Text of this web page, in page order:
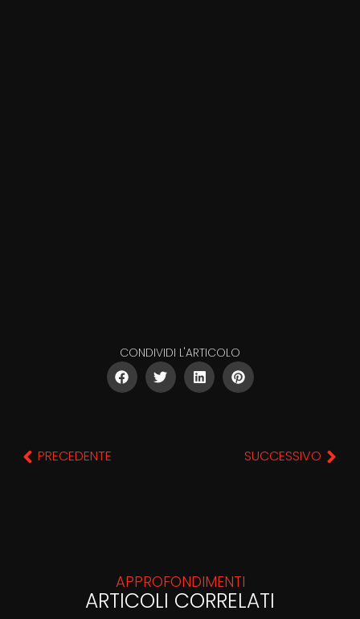
CONDIVIDI L'ARTICOLO
PRECEDENTE SUCCESSIVO
APPROFONDIMENTI
ARTICOLI CORRELATI